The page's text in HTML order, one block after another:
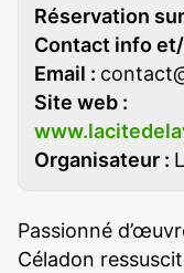
Réservation
Contact info
Email :
Site web :
Organisateur :
Passionné
Céladon